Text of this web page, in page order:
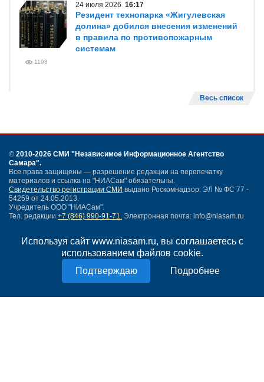
Используя сайт www.niasam.ru, вы соглашаетесь с
использованием файлов cookie.
Подробнее
24 июля 2026 16:17
Резидент технопарка «Жигулевская
долина» добился внесения изменений
в правила по противопожарным
системам
1198
Весь список
© 2010-2026 СМИ "Независимое Информационное Агентство
Самара".
Все права защищены — разрешение редакции на перепечатку
материалов и ссылка на "НИАСам" обязательны.
Свидетельство регистрации СМИ выдано Роскомнадзор: ЭЛ № ФС 77 -
54259 от 24.05.2013.
Учредитель ООО "НИАСам".
Тел. редакции +7 (846) 990-91-71. Электронная почта: info@niasam.ru
Карта сайта
Нашли ошибку?
Политика конфиденциальности
Согласие на обработку персональных данных